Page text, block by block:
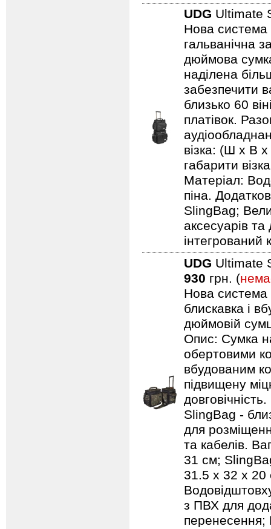
UDG Ultimate
Нова система
гальванічна
дюймова
наділена
забезпечити
близько 60
платівок.
візка: (Ш х В
габарити
Матеріал:
піна.
SlingBag;
аксесуарів та
інтегрований
UDG Ultimate
930 грн. (
Нова система
блискавка і
дюймовій
Опис: Сумка
обертовими
вбудованим
підвищену
SlingBag -
для
та кабелів.
31 см;
31.5 x 32 x 20
з ПВХ для
перенесення;